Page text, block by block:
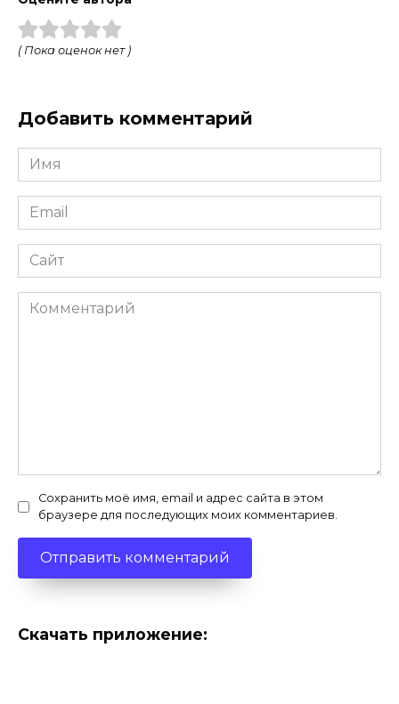
( Пока оценок нет )
Добавить комментарий
Имя
*
Email
*
Сайт
Комментарий
Сохранить моё имя, email и адрес сайта в этом
браузере для последующих моих комментариев.
Скачать приложение: